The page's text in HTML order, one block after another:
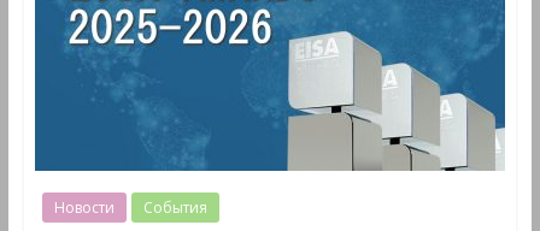
Новости События